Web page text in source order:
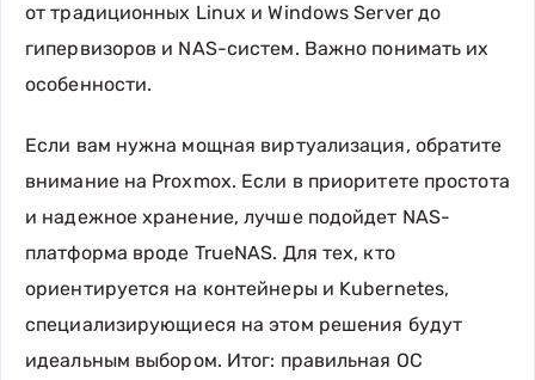
от традиционных Linux и Windows Server до
гипервизоров и NAS-систем. Важно понимать их
особенности.
Если вам нужна мощная виртуализация, обратите
внимание на Proxmox. Если в приоритете простота
и надежное хранение, лучше подойдет NAS-
платформа вроде TrueNAS. Для тех, кто
ориентируется на контейнеры и Kubernetes,
специализирующиеся на этом решения будут
идеальным выбором. Итог: правильная ОС